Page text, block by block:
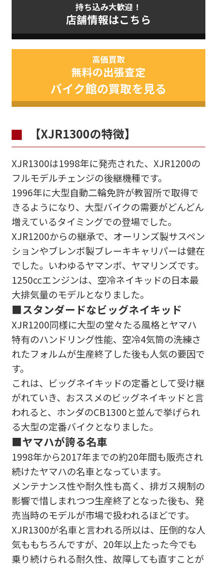
持ち込み大歓迎！
店舗情報はこちら
高価買取
無料の出張査定
バイク館の買取を見る
【XJR1300の特徴】
XJR1300は1998年に発売された、XJR1200の
フルモデルチェンジの後継機種です。
1996年に大型自動二輪免許が教習所で取得で
きるようになり、大型バイクの需要がどんどん
増えているタイミングでの登場でした。
XJR1200からの継承で、オーリンズ製サスペン
ションやブレンボ製ブレーキキャリパーは健在
でした。いわゆるヤマンボ、ヤマリンズです。
1250ccエンジンは、空冷ネイキッドの日本最
大排気量のモデルとなりました。
■スタンダードなビッグネイキッド
XJR1200同様に大型の堂々たる風格とヤマハ
特有のハンドリング性能、空冷4気筒の洗練さ
れたフォルムが生産終了した後も人気の要因で
す。
これは、ビッグネイキッドの定番として受け継
がれていき、おススメのビッグネイキッドと言
われると、ホンダのCB1300と並んで挙げられ
る大型の定番バイクとなりました。
■ヤマハが誇る名車
1998年から2017年までの約20年間も販売され
続けたヤマハの名車となっています。
メンテナンス性や耐久性も高く、排ガス規制の
影響で惜しまれつつ生産終了となった後も、発
売当時のモデルが市場で扱われるほどです。
XJR1300が名車と言われる所以は、圧倒的な人
気ももちろんですが、20年以上たった今でも
乗り続けられる耐久性、故障しても直すことが